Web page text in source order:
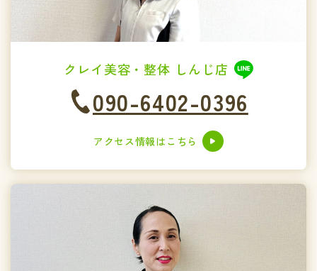
クレイ美容・整体 しんじ店
090-6402-0396
アクセス情報はこちら